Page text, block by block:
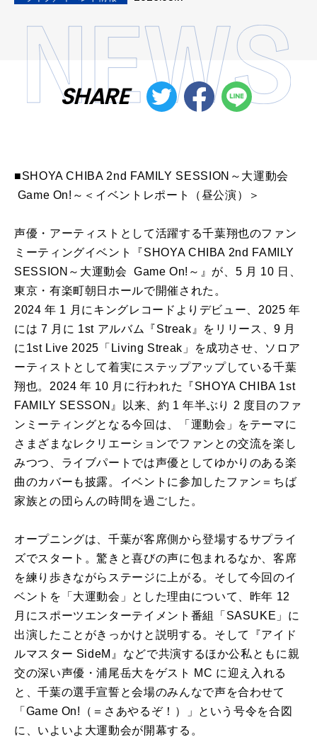
SHARE
■SHOYA CHIBA 2nd FAMILY SESSION～大運動会
Game On!～＜イベントレポート（昼公演）＞
声優・アーティストとして活躍する千葉翔也のファン
ミーティングイベント『SHOYA CHIBA 2nd FAMILY
SESSION～大運動会 Game On!～』が、5 月 10 日、
東京・有楽町朝日ホールで開催された。
2024 年 1 月にキングレコードよりデビュー、2025 年
には 7 月に 1st アルバム『Streak』をリリース、9 月
に1st Live 2025「Living Streak」を成功させ、ソロア
ーティストとして着実にステップアップしている千葉
翔也。2024 年 10 月に行われた『SHOYA CHIBA 1st
FAMILY SESSON』以来、約 1 年半ぶり 2 度目のファ
ンミーティングとなる今回は、「運動会」をテーマに
さまざまなレクリエーションでファンとの交流を楽し
みつつ、ライブパートでは声優としてゆかりのある楽
曲のカバーも披露。イベントに参加したファン＝ちば
家族との団らんの時間を過ごした。
オープニングは、千葉が客席側から登場するサプライ
ズでスタート。驚きと喜びの声に包まれるなか、客席
を練り歩きながらステージに上がる。そして今回のイ
ベントを「大運動会」とした理由について、昨年 12
月にスポーツエンターテイメント番組「SASUKE」に
出演したことがきっかけと説明する。そして『アイド
ルマスター SideM』などで共演するほか公私ともに親
交の深い声優・浦尾岳大をゲスト MC に迎え入れる
と、千葉の選手宣誓と会場のみんなで声を合わせて
「Game On!（＝さあやるぞ！）」という号令を合図
に、いよいよ大運動会が開幕する。